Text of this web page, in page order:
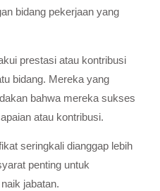
bidang pekerjaan yang
prestasi atau kontribusi
bidang. Mereka yang
bahwa mereka sukses
atau kontribusi.
seringkali dianggap lebih
penting untuk
jabatan.